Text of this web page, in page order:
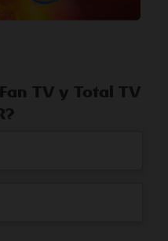
TV y Total TV